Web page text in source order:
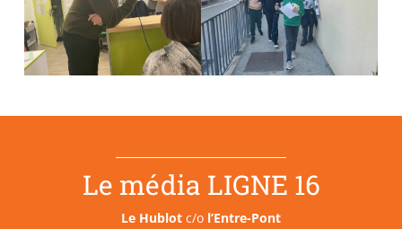
Le média LIGNE 16
Le Hublot c/o l’Entre-Pont